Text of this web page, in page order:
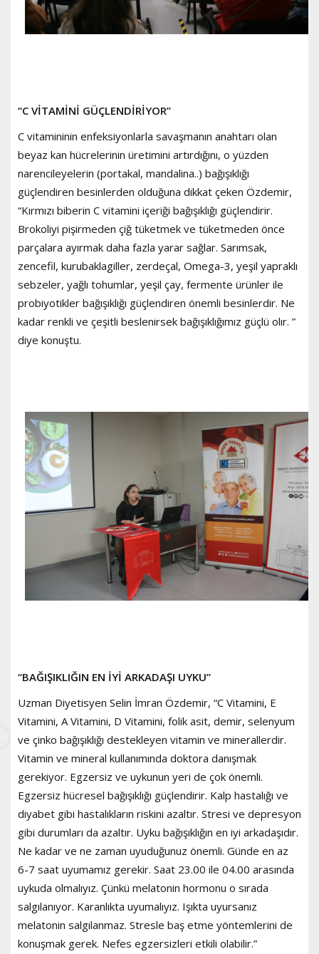
“C VİTAMİNİ GÜÇLENDİRİYOR”
C vitamininin enfeksiyonlarla savaşmanın anahtarı olan
beyaz kan hücrelerinin üretimini artırdığını, o yüzden
narencileyelerin (portakal, mandalina..) bağışıklığı
güçlendiren besinlerden olduğuna dikkat çeken Özdemir,
“Kırmızı biberin C vitamini içeriği bağışıklığı güçlendirir.
Brokoliyi pişirmeden çiğ tüketmek ve tüketmeden önce
parçalara ayırmak daha fazla yarar sağlar. Sarımsak,
zencefil, kurubaklagiller, zerdeçal, Omega-3, yeşil yapraklı
sebzeler, yağlı tohumlar, yeşil çay, fermente ürünler ile
probiyotikler bağışıklığı güçlendiren önemli besinlerdir. Ne
kadar renkli ve çeşitli beslenirsek bağışıklığımız güçlü olır. ”
diye konuştu.
“BAĞIŞIKLIĞIN EN İYİ ARKADAŞI UYKU”
Uzman Diyetisyen Selin İmran Özdemir, “C Vitamini, E
Vitamini, A Vitamini, D Vitamini, folik asit, demir, selenyum
ve çinko bağışıklığı destekleyen vitamin ve minerallerdir.
Vitamin ve mineral kullanımında doktora danışmak
gerekiyor. Egzersiz ve uykunun yeri de çok önemli.
Egzersiz hücresel bağışıklığı güçlendirir. Kalp hastalığı ve
diyabet gibi hastalıkların riskini azaltır. Stresi ve depresyon
gibi durumları da azaltır. Uyku bağışıklığın en iyi arkadaşıdır.
Ne kadar ve ne zaman uyuduğunuz önemli. Günde en az
6-7 saat uyumamız gerekir. Saat 23.00 ile 04.00 arasında
uykuda olmalıyız. Çünkü melatonin hormonu o sırada
salgılanıyor. Karanlıkta uyumalıyız. Işıkta uyursanız
melatonin salgılanmaz. Stresle baş etme yöntemlerini de
konuşmak gerek. Nefes egzersizleri etkili olabilir.”